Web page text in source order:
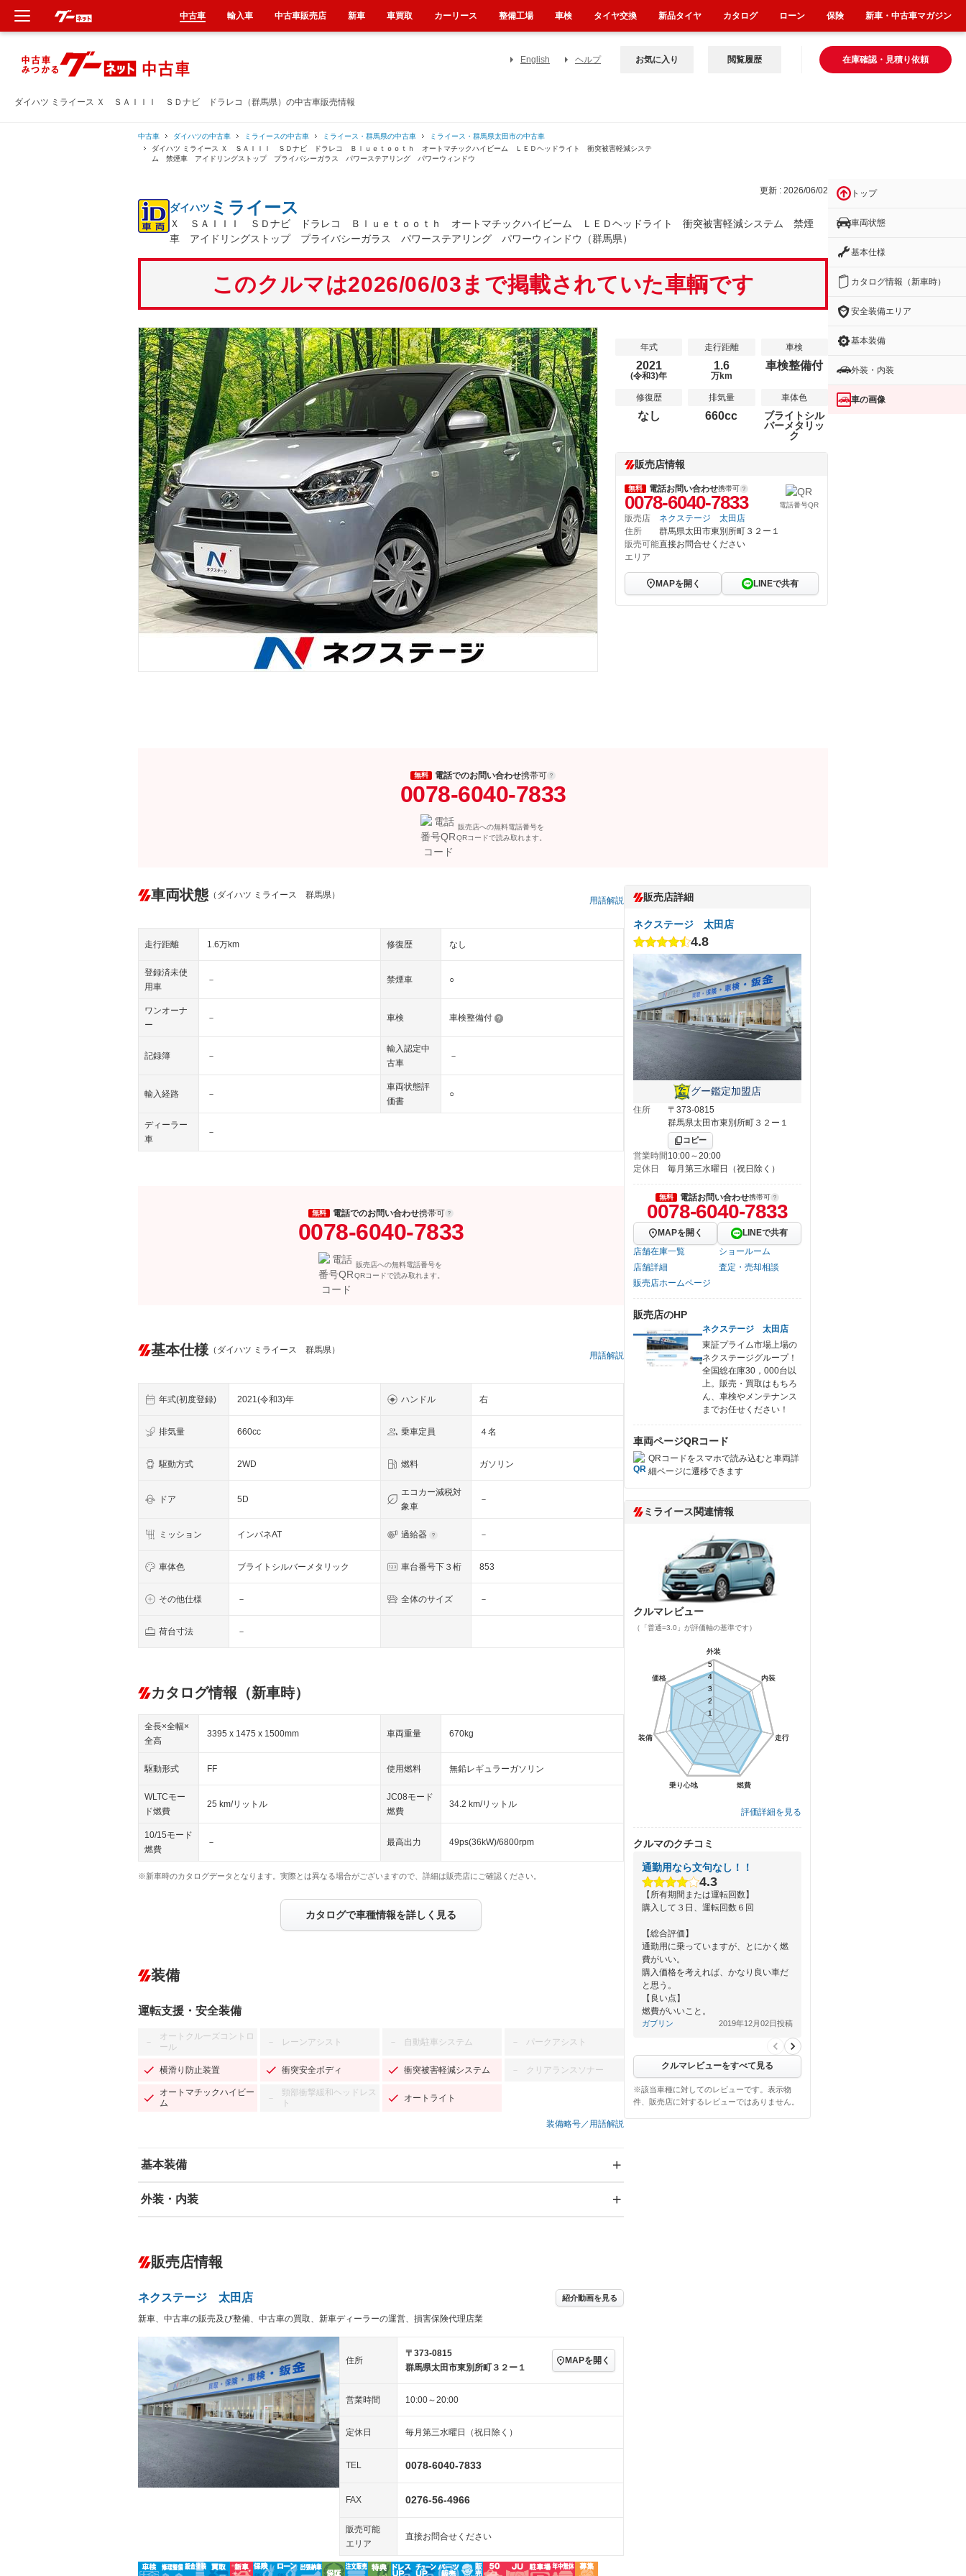
ダイハツ ミライース Ｘ ＳＡＩＩＩ ＳＤナビ ドラレコ（群馬県）の中古車販売情報
English ヘルプ 在庫確認・見積り依頼
お気に入り 閲覧履歴
中古車 ダイハツの中古車 ミライースの中古車 ミライース・群馬県の中古車
ミライース・群馬県太田市の中古車
ダイハツ ミライース Ｘ ＳＡＩＩＩ ＳＤナビ ドラレコ Ｂｌｕｅｔｏｏｔｈ オートマチックハイビーム ＬＥＤヘッドライト 衝突被害軽減システ
ム 禁煙車 アイドリングストップ プライバシーガラス パワーステアリング パワーウィンドウ
更新 : 2026/06/02
ダイハツ ミライース
Ｘ ＳＡＩＩＩ ＳＤナビ ドラレコ Ｂｌｕｅｔｏｏｔｈ オートマチックハイビーム ＬＥＤヘッドライト 衝突被害軽減システム 禁煙
車 アイドリングストップ プライバシーガラス パワーステアリング パワーウィンドウ（群馬県）
このクルマは2026/06/03まで掲載されていた車輌です
年式
2021
(令和3)年
走行距離
1.6
万km
車検
車検整備付
修復歴
なし
排気量
660cc
車体色
ブライトシル
バーメタリッ
ク
販売店情報
無料 電話お問い合わせ携帯可
0078-6040-7833 電話番号QR
販売店
ネクステージ 太田店
住所
群馬県太田市東別所町３２ー１
販売可能
エリア
直接お問合せください
MAPを開く LINEで共有
無料 電話でのお問い合わせ携帯可
0078-6040-7833
販売店への無料電話番号を
QRコードで読み取れます。
車両状態 （ダイハツ ミライース 群馬県）
用語解説
走行距離 1.6万km 修復歴 なし
登録済未使
用車
－ 禁煙車 ○
ワンオーナ
ー
－ 車検 車検整備付
記録簿 －
輸入認定中
古車
－
輸入経路 －
車両状態評
価書
○
ディーラー
車
－
無料 電話でのお問い合わせ携帯可
0078-6040-7833
販売店への無料電話番号を
QRコードで読み取れます。
基本仕様 （ダイハツ ミライース 群馬県）
用語解説
年式(初度登録) 2021(令和3)年 ハンドル 右
排気量 660cc 乗車定員 ４名
駆動方式 2WD 燃料 ガソリン
ドア 5D
エコカー減税対
象車
－
ミッション インパネAT 過給器 －
車体色 ブライトシルバーメタリック 車台番号下３桁 853
その他仕様 － 全体のサイズ －
荷台寸法 －
カタログ情報（新車時）
全長×全幅×
全高
3395 x 1475 x 1500mm 車両重量 670kg
駆動形式 FF 使用燃料 無鉛レギュラーガソリン
WLTCモー
ド燃費
25 km/リットル
JC08モード
燃費
34.2 km/リットル
10/15モード
燃費
－ 最高出力 49ps(36kW)/6800rpm
※新車時のカタログデータとなります。実際とは異なる場合がございますので、詳細は販売店にご確認ください。
カタログで車種情報を詳しく見る
装備
運転支援・安全装備
－
オートクルーズコントロ
ール
－ レーンアシスト － 自動駐車システム － パークアシスト
横滑り防止装置 衝突安全ボディ 衝突被害軽減システム － クリアランスソナー
オートマチックハイビー
ム
－
頸部衝撃緩和ヘッドレス
ト
オートライト
装備略号／用語解説
基本装備
エアバッグ：運転席/助手席
－ ダウンヒルアシストコントロール
Bluetooth接続 センターデフロック
装備略号／用語解説
外装・内装
オーディオ：ミュージックプレイヤー接続可／ミュージ
ックサーバー
－
ヘッドライトウォッシャ
ー
キーレス
LEDヘッドランプ － HID(キセノンライト) － ポータブルナビ
ETC スマートキー ローダウン
ランフラットタイヤ － パワーシート 3列シート ベンチシート
－ フルフラットシート － チップアップシート オットマン
シートヒーター － ウォークスルー 後席モニター
－
－ ルーフレール エアサスペンション
販売店情報
ネクステージ 太田店 紹介動画を見る
新車、中古車の販売及び整備、中古車の買取、新車ディーラーの運営、損害保険代理店業
住所
〒373-0815
群馬県太田市東別所町３２ー１
MAPを開く
営業時間 10:00～20:00
定休日 毎月第三水曜日（祝日除く）
TEL 0078-6040-7833
FAX 0276-56-4966
販売可能
エリア
直接お問合せください
販売店詳細
ネクステージ 太田店
4.8
グー鑑定加盟店
住所
〒373-0815
群馬県太田市東別所町３２ー１
コピー
営業時間10:00～20:00
定休日
毎月第三水曜日（祝日除く）
無料 電話お問い合わせ携帯可
0078-6040-7833
MAPを開く
LINEで共有
店舗在庫一覧
ショールーム
店舗詳細
査定・売却相談
販売店ホームページ
販売店のHP
ネクステージ 太田店
東証プライム市場上場の
ネクステージグループ！
全国総在庫30，000台以
上。販売・買取はもちろ
ん、車検やメンテナンス
までお任せください！
車両ページQRコード
QRコードをスマホで読み込むと車両詳
細ページに遷移できます
ミライース関連情報
クルマレビュー
（「普通=3.0」が評価軸の基準です）
外装
内装
走行
燃費
乗り心地
装備
価格
1
2
3
4
5
外装
内装
走行
燃費
乗り心地
装備
価格
1
2
3
4
5
評価詳細を見る
クルマのクチコミ
通勤用なら文句なし！！
4.3
【所有期間または運転回数】
購入して３日、運転回数６回
【総合評価】
通勤用に乗っていますが、とにかく燃
費がいい。
購入価格を考えれば、かなり良い車だ
と思う。
【良い点】
燃費がいいこと。
ガブリン 2019年12月02日投稿
クルマレビューをすべて見る
※該当車種に対してのレビューです。表示物
件、販売店に対するレビューではありません。
トップ
車両状態
基本仕様
カタログ情報（新車時）
安全装備エリア
基本装備
外装・内装
車の画像
中古車 輸入車 中古車販売店 新車 車買取 カーリース 整備工場 車検 タイヤ交換 新品タイヤ カタログ ローン 保険 新車・中古車マガジン
新車
中古車